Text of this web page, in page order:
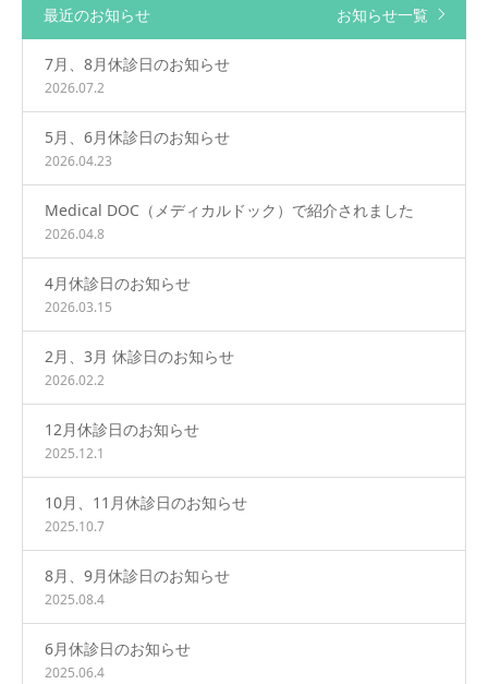
最近のお知らせ お知らせ一覧
7月、8月休診日のお知らせ
2026.07.2
5月、6月休診日のお知らせ
2026.04.23
Medical DOC（メディカルドック）で紹介されました
2026.04.8
4月休診日のお知らせ
2026.03.15
2月、3月 休診日のお知らせ
2026.02.2
12月休診日のお知らせ
2025.12.1
10月、11月休診日のお知らせ
2025.10.7
8月、9月休診日のお知らせ
2025.08.4
6月休診日のお知らせ
2025.06.4